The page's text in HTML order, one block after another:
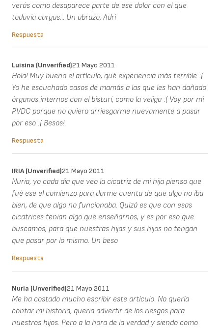
verás como desaparece parte de ese dolor con el que
todavía cargas... Un abrazo, Adri
Respuesta
Luisina (unverified)21 Mayo 2011
Hola! Muy bueno el artículo, qué experiencia más terrible :(
Yo he escuchado casos de mamás a las que les han dañado
órganos internos con el bisturí, como la vejiga :( Voy por mi
PVDC porque no quiero arriesgarme nuevamente a pasar
por eso :( Besos!
Respuesta
IRIA (unverified)21 Mayo 2011
Nuria, yo cada dia que veo la cicatriz de mi hija pienso que
fué ese el comienzo para darme cuenta de que algo no iba
bien, de que algo no funcionaba. Quizá es que con esas
cicatrices tenian algo que enseñarnos, y es por eso que
buscamos, para que nuestras hijas y sus hijos no tengan
que pasar por lo mismo. Un beso
Respuesta
Nuria (unverified)21 Mayo 2011
Me ha costado mucho escribir este artículo. No quería
contar mi historia, queria advertir de los riesgos para
nuestros hijos. Pero a la hora de la verdad y siendo como